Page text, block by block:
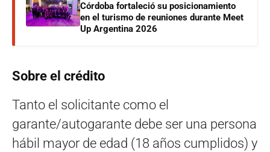
Córdoba fortaleció su posicionamiento
en el turismo de reuniones durante Meet
Up Argentina 2026
Sobre el crédito
Tanto el solicitante como el
garante/autogarante debe ser una persona
hábil mayor de edad (18 años cumplidos) y